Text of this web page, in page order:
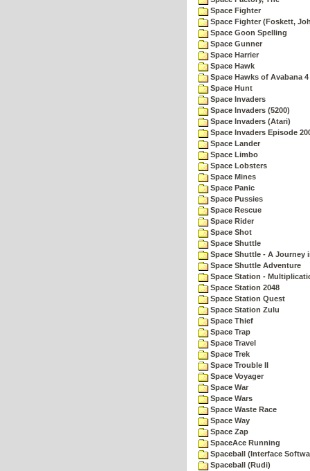
Space Fighter
Space Fighter (Foskett,
Space Goon Spelling
Space Gunner
Space Harrier
Space Hawk
Space Hawks of Avabana 4
Space Hunt
Space Invaders
Space Invaders (5200)
Space Invaders (Atari)
Space Invaders Episode
Space Lander
Space Limbo
Space Lobsters
Space Mines
Space Panic
Space Pussies
Space Rescue
Space Rider
Space Shot
Space Shuttle
Space Shuttle - A Journey
Space Shuttle Adventure
Space Station -
Space Station 2048
Space Station Quest
Space Station Zulu
Space Thief
Space Trap
Space Travel
Space Trek
Space Trouble II
Space Voyager
Space War
Space Wars
Space Waste Race
Space Way
Space Zap
SpaceAce Running
Spaceball (Interface
Spaceball (Rudi)